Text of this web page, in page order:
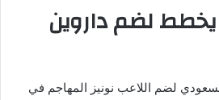
يخطط لضم داروين
لضم اللاعب نونيز المهاجم في